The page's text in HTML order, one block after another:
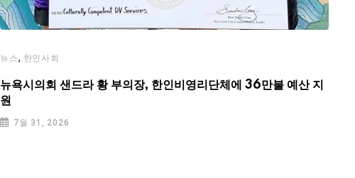
뉴스, 한인사회
뉴욕시의회 샌드라 황 부의장, 한인비영리단체에 36만불 예산 지
원
7월 31, 2026